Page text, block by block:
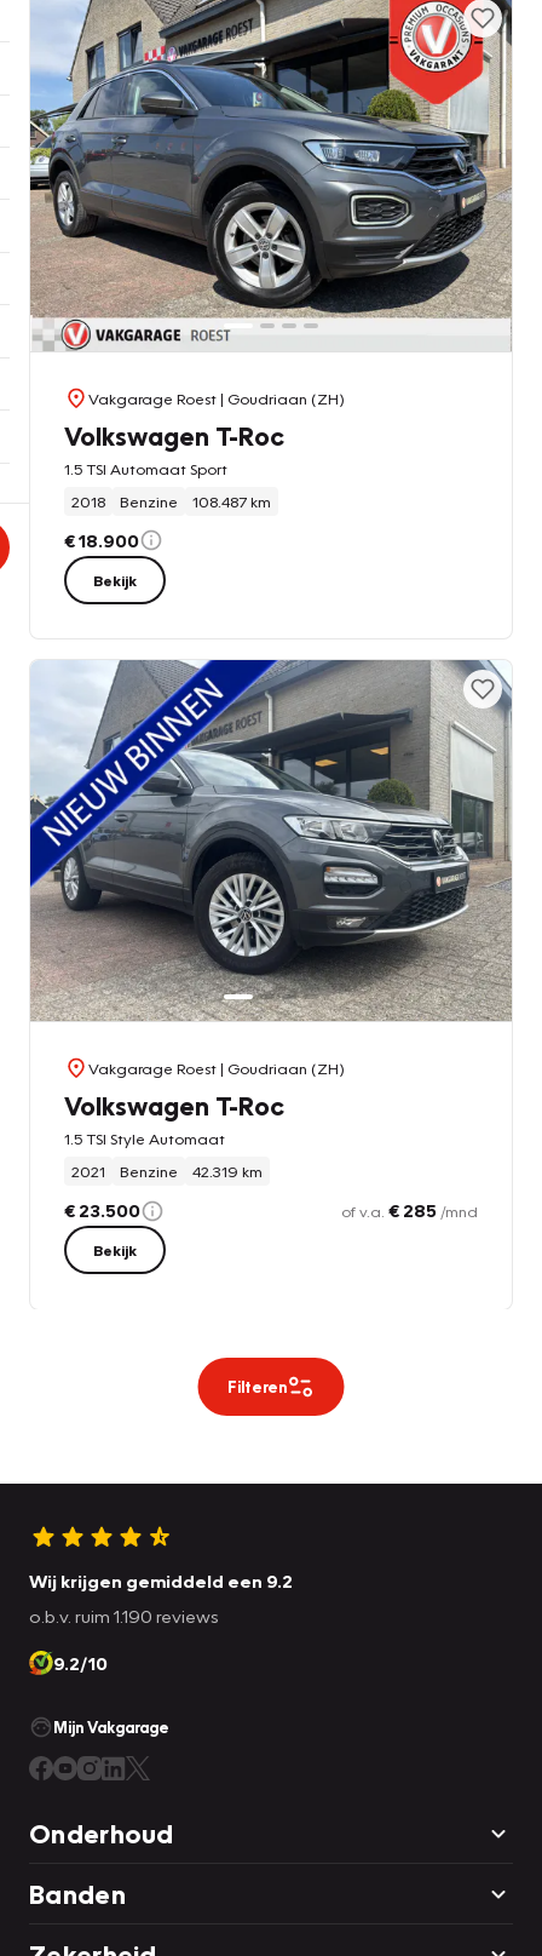
Vakgarage Roest| Goudriaan (ZH)
Volkswagen T-Roc
1.5 TSI Automaat Sport
2018
Benzine 108.487 km
€ 18.900
Bekijk
Vakgarage Roest| Goudriaan (ZH)
Volkswagen T-Roc
1.5 TSI Style Automaat
2021
Benzine 42.319 km
€ 23.500 of v.a. € 285 /mnd
Bekijk
Filteren
Wij krijgen gemiddeld een 9.2
o.b.v. ruim 1.190 reviews
9.2/10
Mijn Vakgarage
Onderhoud
Banden